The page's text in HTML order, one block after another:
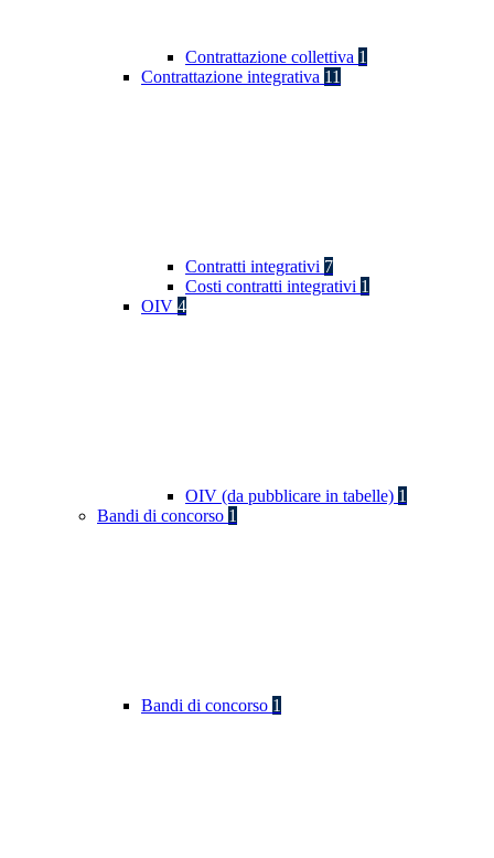
Contrattazione collettiva 1
Contrattazione integrativa 11
Contratti integrativi 7
Costi contratti integrativi 1
OIV 4
OIV (da pubblicare in tabelle) 1
Bandi di concorso 1
Bandi di concorso 1